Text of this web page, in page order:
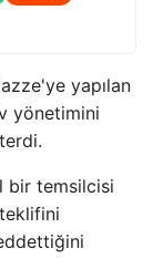
yapılan
yönetimini
bir temsilcisi